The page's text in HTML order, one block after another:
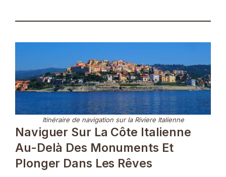
Itinéraire de navigation sur la Riviere Italienne
Naviguer Sur La Côte Italienne
Au-Delà Des Monuments Et
Plonger Dans Les Rêves